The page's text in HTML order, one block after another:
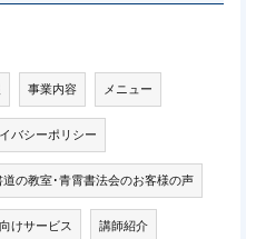
事業内容 メニュー
バシーポリシー
道の教室･青霄書法会のお客様の声
けサービス 講師紹介